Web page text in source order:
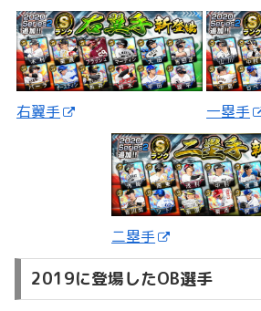
右翼手 一塁手
二塁手
2019に登場したOB選手